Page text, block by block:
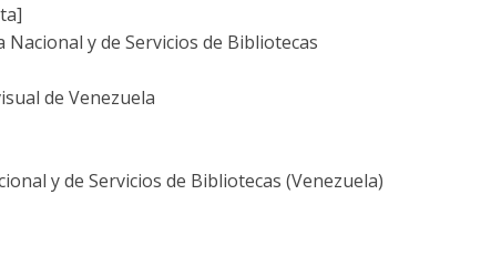
y de Servicios de Bibliotecas
de Venezuela
y de Servicios de Bibliotecas (Venezuela)